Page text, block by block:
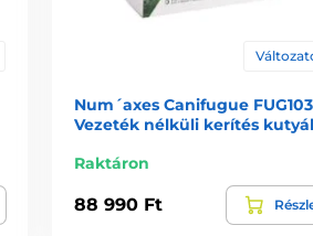
Num´axes Canifugue
Vezeték nélküli kerítés
Raktáron
88 990 Ft